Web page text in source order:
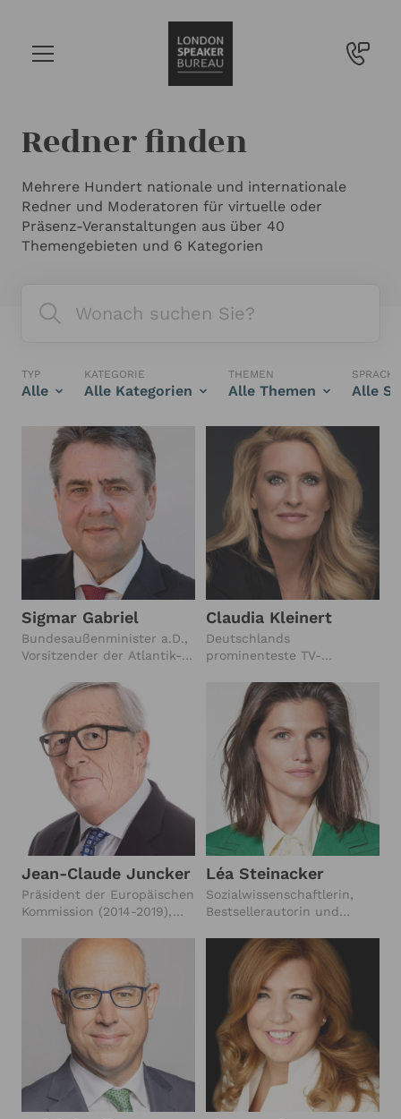
Redner finden
Mehrere Hundert nationale und internationale
Redner und Moderatoren für virtuelle oder
Präsenz-Veranstaltungen aus über 40
Themengebieten und 6 Kategorien
TYP
Alle
KATEGORIE
Alle Kategorien
THEMEN
Alle Themen
SPRACHE
Alle
Sigmar Gabriel
Bundesaußenminister a.D.,
Vorsitzender der Atlantik-
Claudia Kleinert
Deutschlands
prominenteste TV-
und Klima-Expertin,
Expertin zu Kommunikation
und Wirkung
Jean-Claude Juncker
Präsident der Europäischen
Kommission (2014-2019),
Luxemburg (1995-2013)
Léa Steinacker
Sozialwissenschaftlerin,
Bestsellerautorin und
Unternehmerin,
Mitgründerin der Digital-
Plattform Ada, CEO
GaiaLogic